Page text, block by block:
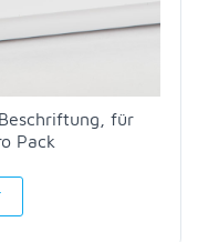
für
Pack